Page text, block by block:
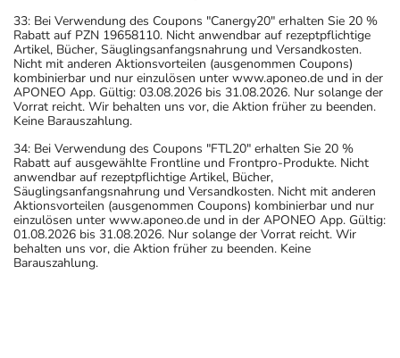
33: Bei Verwendung des Coupons "Canergy20" erhalten Sie 20 %
Rabatt auf PZN 19658110. Nicht anwendbar auf rezeptpflichtige
Artikel, Bücher, Säuglingsanfangsnahrung und Versandkosten.
Nicht mit anderen Aktionsvorteilen (ausgenommen Coupons)
kombinierbar und nur einzulösen unter www.aponeo.de und in der
APONEO App. Gültig: 03.08.2026 bis 31.08.2026. Nur solange der
Vorrat reicht. Wir behalten uns vor, die Aktion früher zu beenden.
Keine Barauszahlung.
34: Bei Verwendung des Coupons "FTL20" erhalten Sie 20 %
Rabatt auf ausgewählte Frontline und Frontpro-Produkte. Nicht
anwendbar auf rezeptpflichtige Artikel, Bücher,
Säuglingsanfangsnahrung und Versandkosten. Nicht mit anderen
Aktionsvorteilen (ausgenommen Coupons) kombinierbar und nur
einzulösen unter www.aponeo.de und in der APONEO App. Gültig:
01.08.2026 bis 31.08.2026. Nur solange der Vorrat reicht. Wir
behalten uns vor, die Aktion früher zu beenden. Keine
Barauszahlung.